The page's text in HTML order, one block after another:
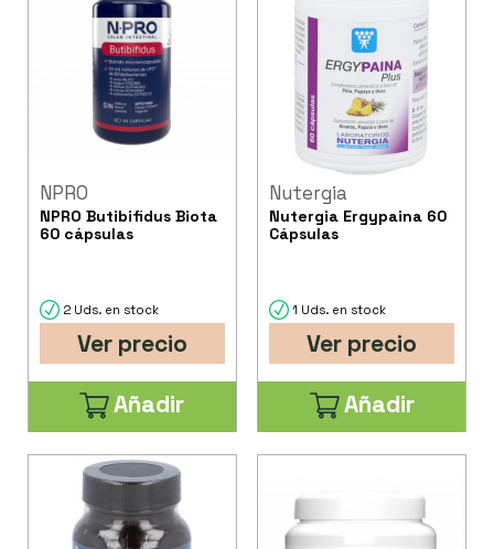
NPRO
NPRO Butibifidus Biota
60 cápsulas
2 Uds. en stock
Ver precio
Añadir
Nutergia
Nutergia Ergypaina 60
Cápsulas
1 Uds. en stock
Ver precio
Añadir